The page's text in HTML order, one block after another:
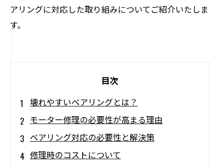
アリングに対応した取り組みについてご紹介いたしま
す。
目次
壊れやすいベアリングとは？
モーター修理の必要性が高まる理由
ベアリング対応の必要性と解決策
修理時のコストについて